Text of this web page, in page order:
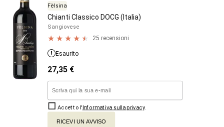
Fèlsina
Chianti Classico DOCG (Italia)
Sangiovese
25 recensioni
Esaurito
27,35 €
Accetto l'Informativa sulla privacy.
RICEVI UN AVVISO